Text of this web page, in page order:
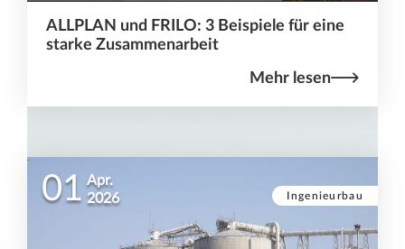
ALLPLAN und FRILO: 3 Beispiele für eine
starke Zusammenarbeit
Mehr lesen
Ingenieurbau
01 Apr.
2026